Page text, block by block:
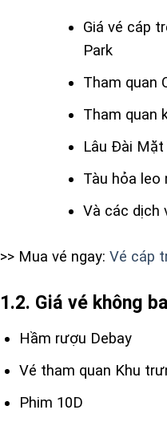
Giá vé cáp
Park
Tham quan
Tham quan
Lâu Đài Mặt
Tàu hỏa leo
Và các dịch
>> Mua vé ngay: Vé cáp
1.2. Giá vé không
Hầm rượu Debay
Vé tham quan Khu
Phim 10D